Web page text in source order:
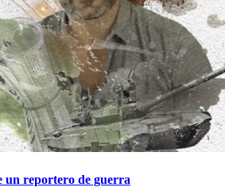
reportero de guerra